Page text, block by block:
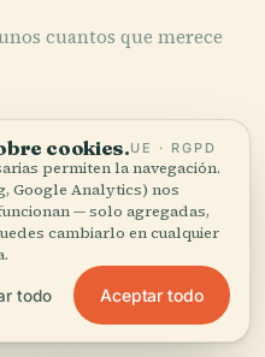
cuantos que merece
cookies.UE · RGPD
permiten la navegación.
Google Analytics) nos
— solo agregadas,
cambiarlo en cualquier
todo Aceptar todo